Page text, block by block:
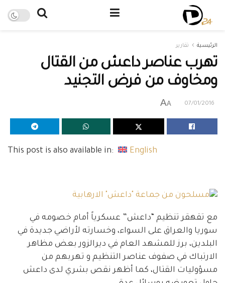
الرئيسية تقارير
تهرب عناصر داعش من القتال
ومخاوف من فرض التجنيد
07/01/2016
A
A
This post is also available in: English
مع تقهقر تنظيم “داعش” عسكرياً أمام خصومه في
سوريا والعراق على السواء، وخسارته لأراضي جديدة في
البلدين، برز للمشهد العام في ديرالزور بعض مظاهر
الارتباك في صفوف عناصر التنظيم و تهربهم من
مسؤوليات القتال، كما أظهر نقص بشري لدى داعش